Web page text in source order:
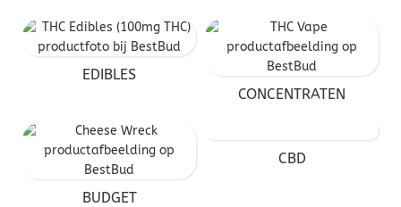
EDIBLES
CONCENTRATEN
BUDGET
CBD